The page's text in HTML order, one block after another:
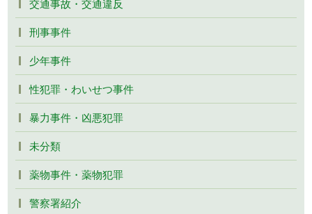
交通事故・交通違反
刑事事件
少年事件
性犯罪・わいせつ事件
暴力事件・凶悪犯罪
未分類
薬物事件・薬物犯罪
警察署紹介